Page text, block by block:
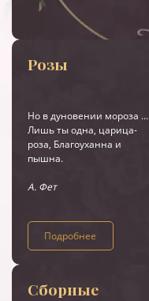
Розы
Но в дуновении мороза ...
Лишь ты одна, царица-
роза, Благоуханна и
пышна.
А. Фет
Подробнее
Сборные